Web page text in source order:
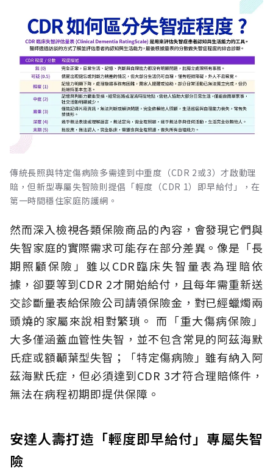
傳統長照與特定傷病險多需達到中重度（CDR 2或3）才啟動理
賠，但新型專屬失智險則提倡「輕度（CDR 1）即早給付」，在
第一時間穩住家庭防護網。
然而深入檢視各類保險商品的內容，會發現它們與
失智家庭的實際需求可能存在部分差異。像是「長
期照顧保險」雖以CDR臨床失智量表為理賠依
據，卻要等到CDR 2才開始給付，且每年需重新送
交診斷量表給保險公司請領保險金，對已經蠟燭兩
頭燒的家屬來說相對繁瑣。 而「重大傷病保險」
大多僅涵蓋血管性失智，並不包含常見的阿茲海默
氏症或額顳葉型失智；「特定傷病險」雖有納入阿
茲海默氏症，但必須達到CDR 3才符合理賠條件，
無法在病程初期即提供保障。
安達人壽打造「輕度即早給付」專屬失智
險